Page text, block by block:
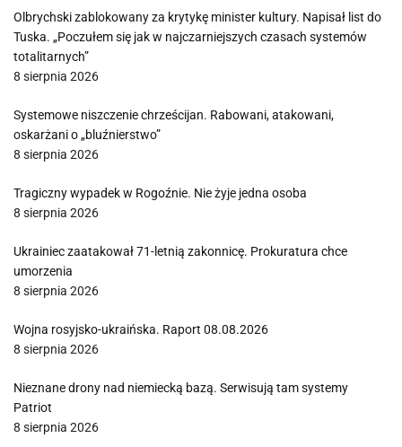
Olbrychski zablokowany za krytykę minister kultury. Napisał list do
Tuska. „Poczułem się jak w najczarniejszych czasach systemów
totalitarnych”
8 sierpnia 2026
Systemowe niszczenie chrześcijan. Rabowani, atakowani,
oskarżani o „bluźnierstwo”
8 sierpnia 2026
Tragiczny wypadek w Rogoźnie. Nie żyje jedna osoba
8 sierpnia 2026
Ukrainiec zaatakował 71-letnią zakonnicę. Prokuratura chce
umorzenia
8 sierpnia 2026
Wojna rosyjsko-ukraińska. Raport 08.08.2026
8 sierpnia 2026
Nieznane drony nad niemiecką bazą. Serwisują tam systemy
Patriot
8 sierpnia 2026